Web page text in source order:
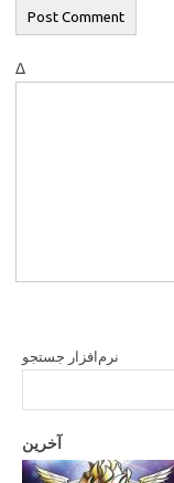
Δ
نرم‌افزار جستجو
آخرین